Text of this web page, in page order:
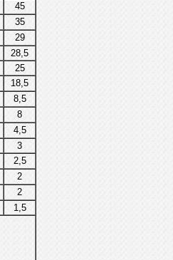
45
35
29
28,5
25
18,5
8,5
8
4,5
3
2,5
2
2
1,5